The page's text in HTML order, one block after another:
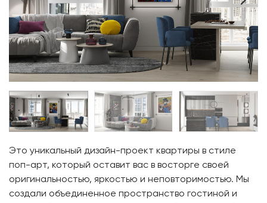
Это уникальный дизайн-проект квартиры в стиле
поп-арт, который оставит вас в восторге своей
оригинальностью, яркостью и неповторимостью. Мы
создали объединенное пространство гостиной и